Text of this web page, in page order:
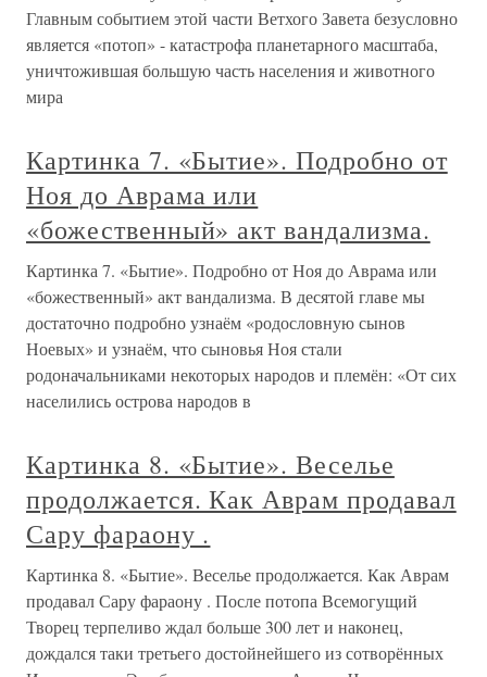
Главным событием этой части Ветхого Завета безусловно
является «потоп» - катастрофа планетарного масштаба,
уничтожившая большую часть населения и животного
мира
Картинка 7. «Бытие». Подробно от
Ноя до Аврама или
«божественный» акт вандализма.
Картинка 7. «Бытие». Подробно от Ноя до Аврама или
«божественный» акт вандализма. В десятой главе мы
достаточно подробно узнаём «родословную сынов
Ноевых» и узнаём, что сыновья Ноя стали
родоначальниками некоторых народов и племён: «От сих
населились острова народов в
Картинка 8. «Бытие». Веселье
продолжается. Как Аврам продавал
Сару фараону .
Картинка 8. «Бытие». Веселье продолжается. Как Аврам
продавал Сару фараону . После потопа Всемогущий
Творец терпеливо ждал больше 300 лет и наконец,
дождался таки третьего достойнейшего из сотворённых